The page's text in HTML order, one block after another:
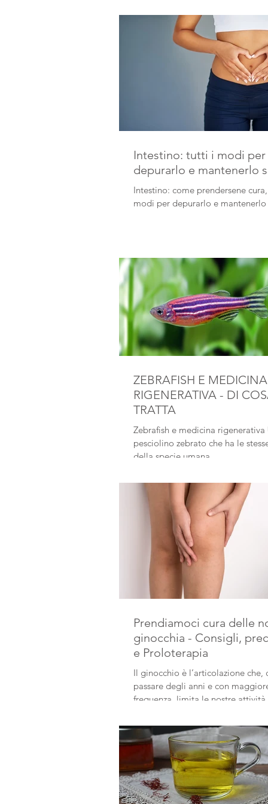
Intestino: tutti i modi per
depurarlo e mantenerlo
Intestino: come prendersene
modi per depurarlo e mantenerlo
ZEBRAFISH E MEDICINA
RIGENERATIVA - DI
TRATTA
Zebrafish e medicina rigenerativa Un
pesciolino zebrato che ha le
della specie umana.
Prendiamoci cura delle
ginocchia - Consigli,
e Proloterapia
Il ginocchio è l’articolazione che,
passare degli anni e con maggiore
frequenza, limita le nostre attività